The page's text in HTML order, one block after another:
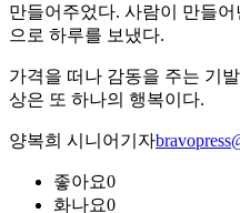
만들어주었다. 사람이 만들
으로 하루를 보냈다.
가격을 떠나 감동을 주는 기
상은 또 하나의 행복이다.
양복희 시니어기자
좋아요0
화나요0